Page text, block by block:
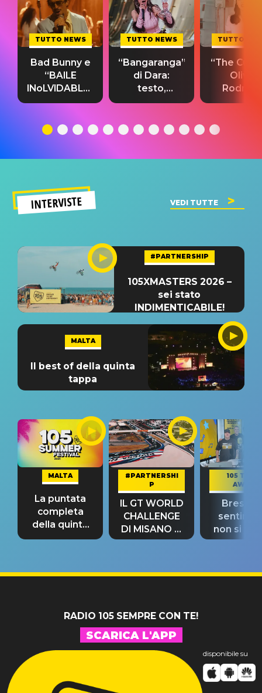
TUTTO NEWS
Bad Bunny e
“BAILE
INoLVIDABLE”:
testo,
significato
TUTTO NEWS
“Bangaranga”
di Dara:
testo,
traduzione e
del singolo
TUTTO
“The
Olivia
testo,
INTERVISTE VEDI TUTTE
#PARTNERSHIP
105XMASTERS 2026 –
sei stato
INDIMENTICABILE!
MALTA
Il best of della quinta
tappa
MALTA
La puntata
completa
della quinta
tappa
#PARTNERSHI
P
IL GT WORLD
CHALLENGE
DI MISANO si
riconferma
105 TAKE
AWAY
Bresh:
non si
fino alla
RADIO 105 SEMPRE CON TE!
SCARICA L'APP
disponibile su